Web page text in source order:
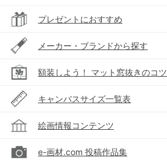
プレゼントにおすすめ
メーカー・ブランドから探す
額装しよう！ マット窓抜きのコツ
キャンバスサイズ一覧表
絵画情報コンテンツ
e-画材.com 投稿作品集